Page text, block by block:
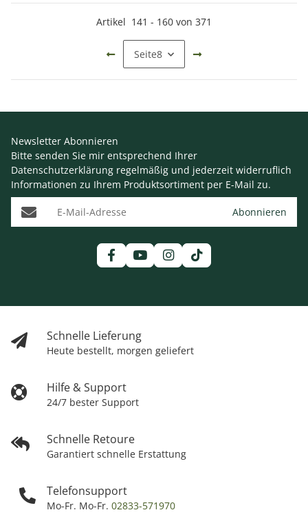
Artikel 141 - 160 von 371
Seite8
Schnelle Lieferung
Heute bestellt, morgen geliefert
Hilfe & Support
24/7 bester Support
Schnelle Retoure
Garantiert schnelle Erstattung
Telefonsupport
Mo-Fr. Mo-Fr. 02833-571970
Newsletter Abonnieren
Bitte senden Sie mir entsprechend Ihrer
Datenschutzerklärung regelmäßig und jederzeit widerruflich
Informationen zu Ihrem Produktsortiment per E-Mail zu.
E-Mail-Adresse Abonnieren